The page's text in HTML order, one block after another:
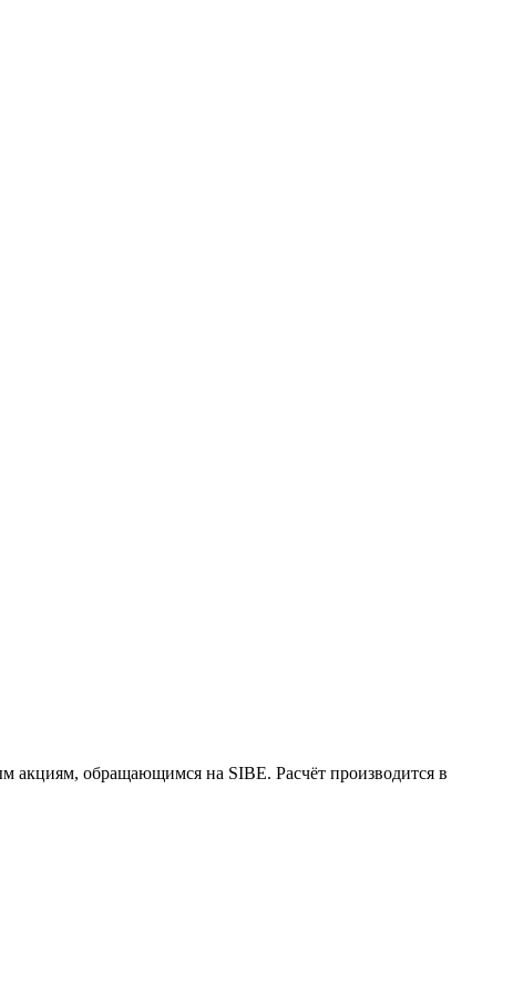
обращающимся на SIBE. Расчёт производится в